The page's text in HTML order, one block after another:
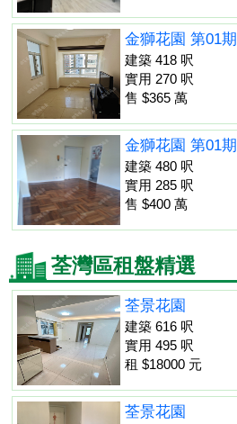
金獅花園 第01期
建築 418 呎
實用 270 呎
售 $365 萬
金獅花園 第01期
建築 480 呎
實用 285 呎
售 $400 萬
荃灣區租盤精選
荃景花園
建築 616 呎
實用 495 呎
租 $18000 元
荃景花園